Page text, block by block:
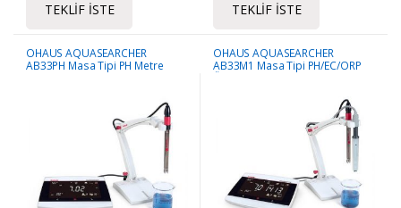
TEKLIF İSTE TEKLIF İSTE
OHAUS AQUASEARCHER
AB33PH Masa Tipi PH Metre
OHAUS AQUASEARCHER
AB33M1 Masa Tipi PH/EC/ORP